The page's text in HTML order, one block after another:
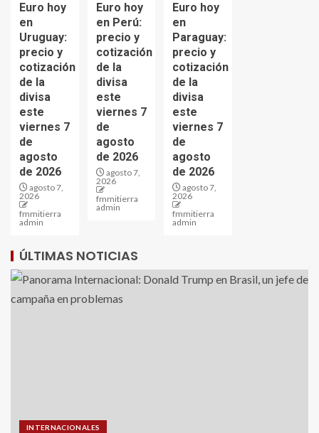
Euro hoy
en
Uruguay:
precio y
cotización
de la
divisa
este
viernes 7
de
agosto
de 2026
agosto 7,
2026
fmmitierra
admin
Euro hoy
en Perú:
precio y
cotización
de la
divisa
este
viernes 7
de
agosto
de 2026
agosto 7,
2026
fmmitierra
admin
Euro hoy
en
Paraguay:
precio y
cotización
de la
divisa
este
viernes 7
de
agosto
de 2026
agosto 7,
2026
fmmitierra
admin
ÚLTIMAS NOTICIAS
INTERNACIONALES